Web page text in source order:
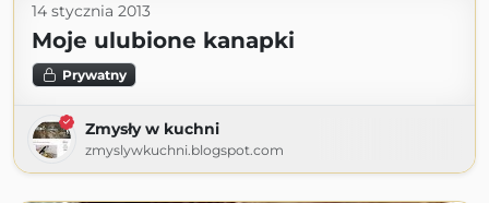
14 stycznia 2013
Moje ulubione kanapki
Prywatny
Zmysły w kuchni
zmyslywkuchni.blogspot.com